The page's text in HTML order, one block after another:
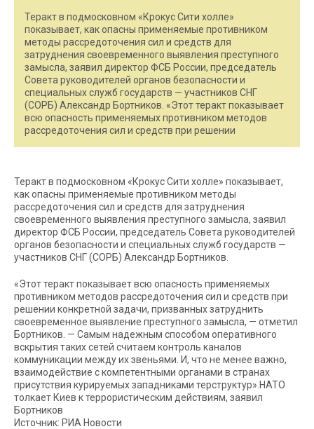
Теракт в подмосковном «Крокус Сити холле»
показывает, как опасны применяемые противником
методы рассредоточения сил и средств для
затруднения своевременного выявления преступного
замысла, заявил директор ФСБ России, председатель
Совета руководителей органов безопасности и
специальных служб государств — участников СНГ
(СОРБ) Александр Бортников. «Этот теракт показывает
всю опасность применяемых противником методов
рассредоточения сил и средств при решении
Теракт в подмосковном «Крокус Сити холле» показывает,
как опасны применяемые противником методы
рассредоточения сил и средств для затруднения
своевременного выявления преступного замысла, заявил
директор ФСБ России, председатель Совета руководителей
органов безопасности и специальных служб государств —
участников СНГ (СОРБ) Александр Бортников.
«Этот теракт показывает всю опасность применяемых
противником методов рассредоточения сил и средств при
решении конкретной задачи, призванных затруднить
своевременное выявление преступного замысла, — отметил
Бортников. — Самым надежным способом оперативного
вскрытия таких сетей считаем контроль каналов
коммуникации между их звеньями. И, что не менее важно,
взаимодействие с компетентными органами в странах
присутствия курируемых западниками терструктур».НАТО
толкает Киев к террористическим действиям, заявил
Бортников
Источник: РИА Новости